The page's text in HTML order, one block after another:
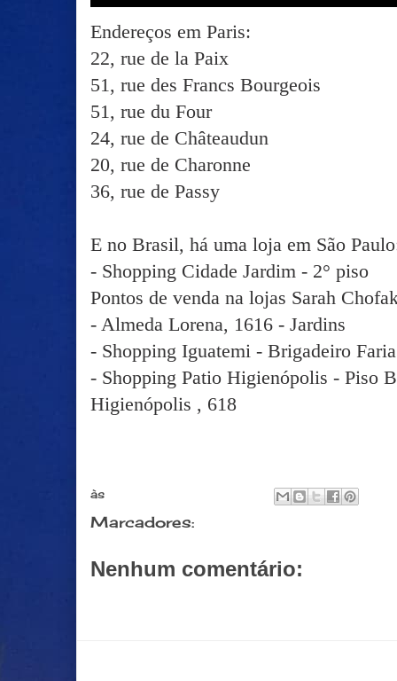
Endereços em Paris:
22, rue de la Paix
51, rue des Francs Bourgeois
51, rue du Four
24, rue de Châteaudun
20, rue de Charonne
36, rue de Passy
E no Brasil, há uma loja em São
- Shopping Cidade Jardim - 2° piso
Pontos de venda na lojas Sarah
- Almeda Lorena, 1616 - Jardins
- Shopping Iguatemi - Brigadeiro
- Shopping Patio Higienópolis - Piso
Higienópolis , 618
às
Marcadores:
Nenhum comentário: